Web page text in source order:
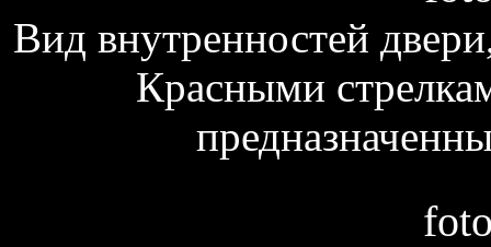
Вид внутренностей
Красными